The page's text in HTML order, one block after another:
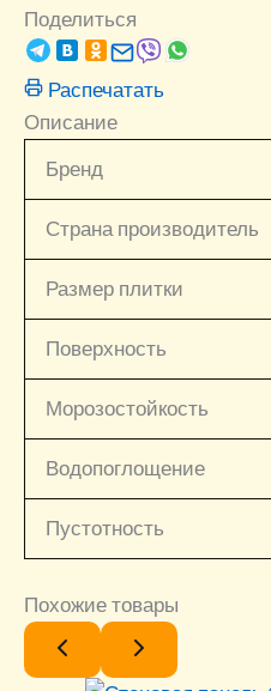
Поделиться
Распечатать
Описание
Бренд
Страна производитель
Размер плитки
Поверхность
Морозостойкость
Водопоглощение
Пустотность
Похожие товары